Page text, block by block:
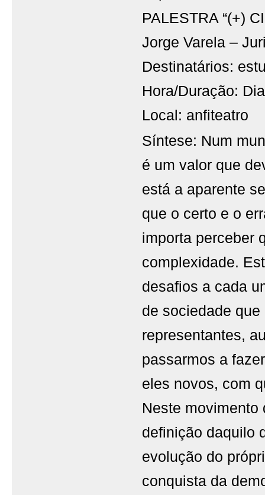
PALESTRA “(+)
Jorge Varela –
Destinatários:
Hora/Duração:
Local: anfiteatro
Síntese: Num
é um valor que
está a aparente
que o certo e o
importa perceber
complexidade.
desafios a cada
de sociedade
representantes,
passarmos a
eles novos, com
Neste movimento
definição daquilo
evolução do
conquista da